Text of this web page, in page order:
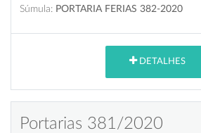
Súmula: PORTARIA FERIAS 382-2020
DETALHES
Portarias 381/2020